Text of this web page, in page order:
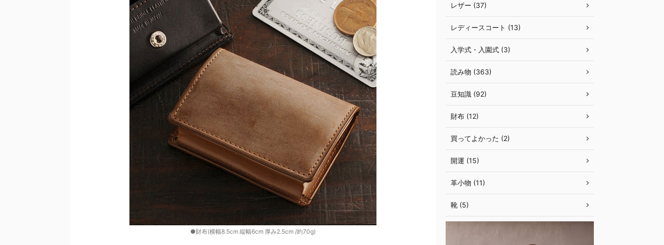
●財布(横幅8.5cm 縦幅6cm 厚み2.5cm /約70g)
レザー (37)
レディースコート (13)
入学式・入園式 (3)
読み物 (363)
豆知識 (92)
財布 (12)
買ってよかった (2)
開運 (15)
革小物 (11)
靴 (5)